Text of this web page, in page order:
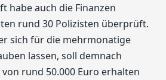
habe auch die Finanzen
rund 30 Polizisten überprüft.
sich für die mehrmonatige
lassen, soll demnach
rund 50.000 Euro erhalten